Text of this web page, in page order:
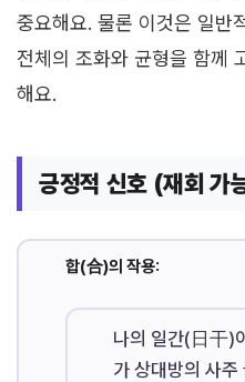
중요해요. 물론 이것은 일반
전체의 조화와 균형을 함께
해요.
긍정적 신호 (재회 가
합(合)의 작용:
나의 일간(日干)
가 상대방의 사